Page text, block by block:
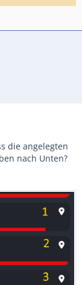
die angelegten
nach Unten?